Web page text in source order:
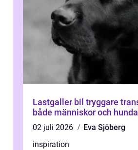
Lastgaller bil tryggare transport för
både människor och
02 juli 2026
Eva Sjöberg
inspiration